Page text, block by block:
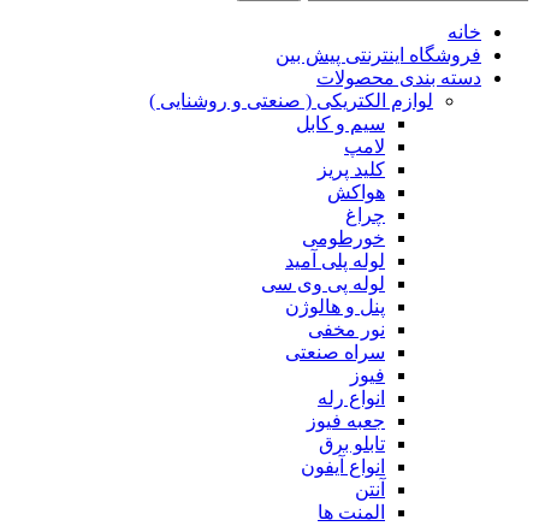
خانه
فروشگاه اینترنتی پیش بین
دسته بندی محصولات
لوازم الکتریکی ( صنعتی و روشنایی )
سیم و کابل
لامپ
کلید پریز
هواکش
چراغ
خورطومی
لوله پلی آمید
لوله پی وی سی
پنل و هالوژن
نور مخفی
سراه صنعتی
فیوز
انواع رله
جعبه فیوز
تابلو برق
انواع آیفون
آنتن
المنت ها